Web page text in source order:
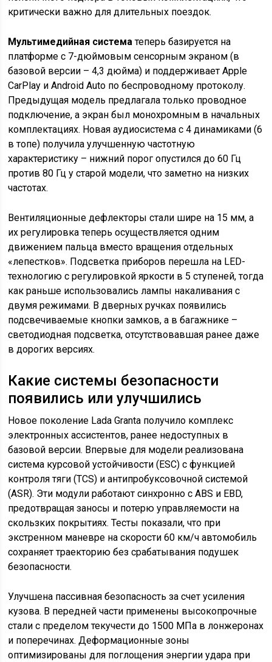
критически важно для длительных поездок.
Мультимедийная систематеперь базируется на
платформе с 7-дюймовым сенсорным экраном (в
базовой версии – 4,3 дюйма) и поддерживает Apple
CarPlay и Android Auto по беспроводному протоколу.
Предыдущая модель предлагала только проводное
подключение, а экран был монохромным в начальных
комплектациях. Новая аудиосистема с 4 динамиками (6
в топе) получила улучшенную частотную
характеристику – нижний порог опустился до 60 Гц
против 80 Гц у старой модели, что заметно на низких
частотах.
Вентиляционные дефлекторы стали шире на 15 мм, а
их регулировка теперь осуществляется одним
движением пальца вместо вращения отдельных
«лепестков». Подсветка приборов перешла на LED-
технологию с регулировкой яркости в 5 ступеней, тогда
как раньше использовались лампы накаливания с
двумя режимами. В дверных ручках появились
подсвечиваемые кнопки замков, а в багажнике –
светодиодная подсветка, отсутствовавшая ранее даже
в дорогих версиях.
Какие системы безопасности
появились или улучшились
Новое поколение Lada Granta получило комплекс
электронных ассистентов, ранее недоступных в
базовой версии. Впервые для модели реализована
система курсовой устойчивости (ESC) с функцией
контроля тяги (TCS) и антипробуксовочной системой
(ASR). Эти модули работают синхронно с ABS и EBD,
предотвращая заносы и потерю управляемости на
скользких покрытиях. Тесты показали, что при
экстренном маневре на скорости 60 км/ч автомобиль
сохраняет траекторию без срабатывания подушек
безопасности.
Улучшена пассивная безопасность за счет усиления
кузова. В передней части применены высокопрочные
стали с пределом текучести до 1500 МПа в лонжеронах
и поперечинах. Деформационные зоны
оптимизированы для поглощения энергии удара при